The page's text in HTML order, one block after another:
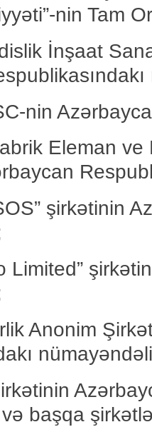
nin Tam
İnşaat
nin
Eleman
şirkətinin
Limited”
Anonim
başqa